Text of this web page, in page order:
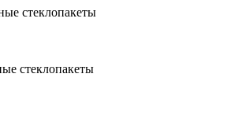
стеклопакеты
стеклопакеты